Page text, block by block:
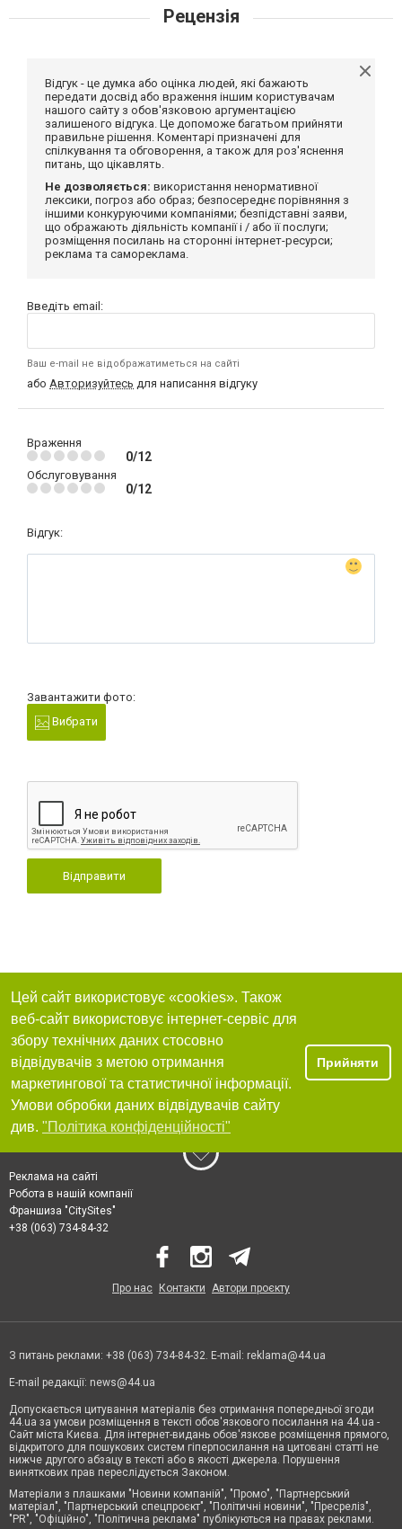
Рецензія
Відгук - це думка або оцінка людей, які бажають
передати досвід або враження іншим користувачам
нашого сайту з обов'язковою аргументацією
залишеного відгука. Це допоможе багатьом прийняти
правильне рішення. Коментарі призначені для
спілкування та обговорення, а також для роз'яснення
питань, що цікавлять.
Не дозволяється: використання ненормативної
лексики, погроз або образ; безпосереднє порівняння з
іншими конкуруючими компаніями; безпідставні заяви,
що ображають діяльність компанії і / або її послуги;
розміщення посилань на сторонні інтернет-ресурси;
реклама та самореклама.
Введіть email:
Ваш e-mail не відображатиметься на сайті
або Авторизуйтесь для написання відгуку
Враження
0/12
Обслуговування
0/12
Відгук:
Завантажити фото:
Вибрати
Відправити
Цей сайт використовує «cookies». Також
веб-сайт використовує інтернет-сервіс для
збору технічних даних стосовно
відвідувачів з метою отримання
маркетингової та статистичної інформації.
Умови обробки даних відвідувачів сайту
див. "Політика конфіденційності"
Прийняти
Реклама на сайті
Робота в нашій компанії
Франшиза "CitySites"
+38 (063) 734-84-32
Про нас Контакти Автори проєкту
З питань реклами: +38 (063) 734-84-32. E-mail: reklama@44.ua
E-mail редакції: news@44.ua
Допускається цитування матеріалів без отримання попередньої згоди
44.ua за умови розміщення в тексті обов'язкового посилання на 44.ua -
Сайт міста Києва. Для інтернет-видань обов'язкове розміщення прямого,
відкритого для пошукових систем гіперпосилання на цитовані статті не
нижче другого абзацу в тексті або в якості джерела. Порушення
виняткових прав переслідується Законом.
Матеріали з плашками "Новини компаній", "Промо", "Партнерський
матеріал", "Партнерський спецпроєкт", "Політичні новини", "Пресреліз",
"PR", "Офіційно", "Політична реклама" публікуються на правах реклами.